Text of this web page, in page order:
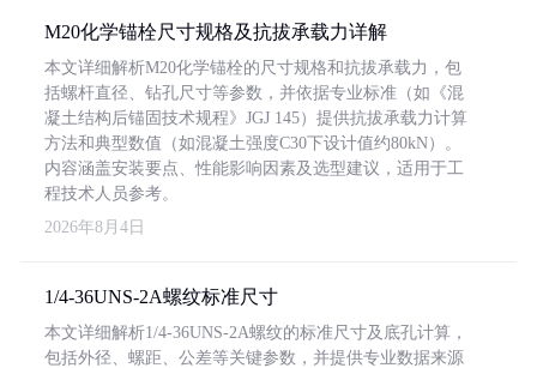
M20化学锚栓尺寸规格及抗拔承载力详解
本文详细解析M20化学锚栓的尺寸规格和抗拔承载力，包
括螺杆直径、钻孔尺寸等参数，并依据专业标准（如《混
凝土结构后锚固技术规程》JGJ 145）提供抗拔承载力计算
方法和典型数值（如混凝土强度C30下设计值约80kN）。
内容涵盖安装要点、性能影响因素及选型建议，适用于工
程技术人员参考。
2026年8月4日
1/4-36UNS-2A螺纹标准尺寸
本文详细解析1/4-36UNS-2A螺纹的标准尺寸及底孔计算，
包括外径、螺距、公差等关键参数，并提供专业数据来源